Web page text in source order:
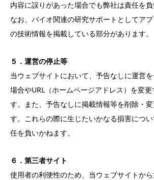
内容に誤りがあった場合でも弊社は責任を負
なお、バイオ関連の研究サポートとしてア
の技術情報を掲載している部分があります。
５．運営の停止等
当ウェブサイトにおいて、予告なしに運営
場合やURL（ホームページアドレス）を変更
す。また、予告なしに掲載情報等を削除・
す。これらの際に生じたいかなる損害につ
任を負いかねます。
６．第三者サイト
使用者の利便性のため、当ウェブサイトか